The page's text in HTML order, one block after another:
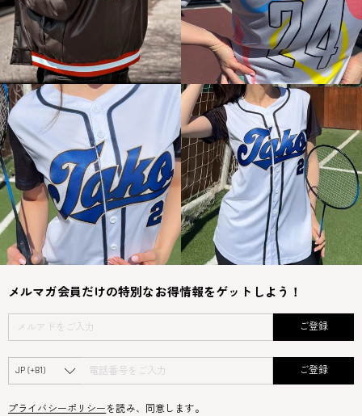
メルマガ会員だけの特別なお得情報をゲットしよう！
ご登録
ご登録
プライバシーポリシー を読み、同意します。